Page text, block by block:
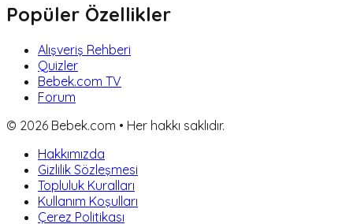
Popüler Özellikler
Alışveriş Rehberi
Quizler
Bebek.com TV
Forum
© 2026 Bebek.com • Her hakkı saklıdır.
Hakkımızda
Gizlilik Sözleşmesi
Topluluk Kuralları
Kullanım Koşulları
Çerez Politikası